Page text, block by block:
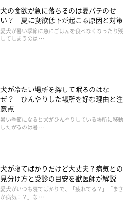
ルームフレグランスでいい香りにして
グランスはその情報源を遮断すること
ストレスに。ただし、徐々に香りに慣
ムフレグランスをどうしても使いたい
犬が嫌だと感じているようなら移動で
犬の食欲が急に落ちるのは夏バテのせ
い？ 夏に食欲低下が起こる原因と対策
愛犬が暑い季節に急にごはんを食べなくなったり残
してしまうのは …
犬が冷たい場所を探して眠るのはな
ぜ？ ひんやりした場所を好む理由と注
意点
暑い季節になると犬がひんやりしている場所に移動
したがるのは暑 …
犬が寝てばかりだけど大丈夫？病気との
見分け方と受診の目安を獣医師が解説
愛犬がいつも寝てばかりで、「疲れてる？」「まさ
か病気！？」な …